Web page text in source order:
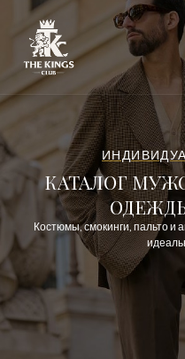
КАТАЛОГ
Костюмы, смокинги, пальто и